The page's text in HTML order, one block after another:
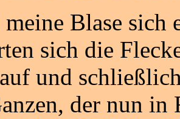
Blase sich
sich die
und
der nun